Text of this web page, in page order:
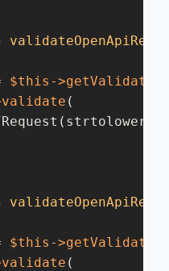
$this -
(
$this -
(